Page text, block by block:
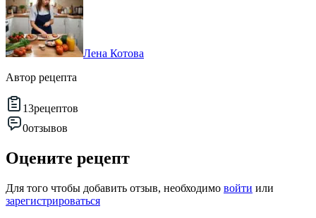
Лена Котова
Автор рецепта
13рецептов
0отзывов
Оцените рецепт
Для того чтобы добавить отзыв, необходимо войти или
зарегистрироваться